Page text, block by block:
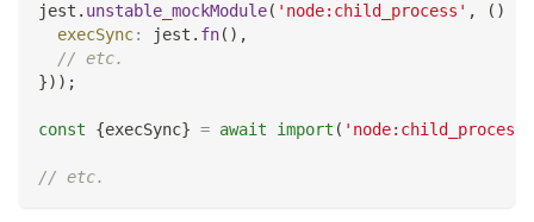
jest . unstable_mockModule( 'node:child_process' , ( )
execSync: jest . fn( ) ,
// etc.
}) ) ;
const {execSync} = await import ( 'node:child_process'
// etc.